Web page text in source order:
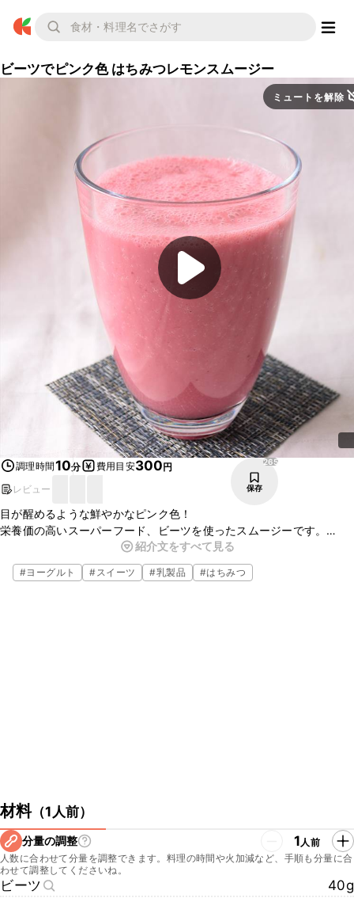
ビーツでピンク色 はちみつレモンスムージー
ミュートを解除
調理時間10分 費用目安300円
レビュー
265
保存
目が醒めるような鮮やかなピンク色！
栄養価の高いスーパーフード、ビーツを使ったスムージーです。
ヨーグルトをベースにした甘酸っぱいドリンクは、さっぱりと飲みや
すいので毎日飲み続けられますよ。
はちみつを入れることで、コクのある甘さになります。
紹介文をすべて見る
#ヨーグルト #スイーツ #乳製品 #はちみつ
材料（1人前）
分量の調整 1人前
人数に合わせて分量を調整できます。料理の時間や火加減など、手順も分量に合
わせて調整してくださいね。
ビーツ
40g